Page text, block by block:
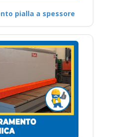
pialla a spessore